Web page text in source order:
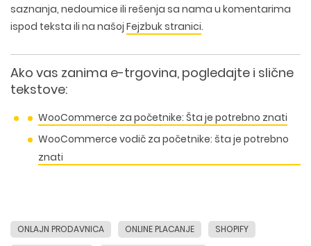
saznanja, nedoumice ili rešenja sa nama u komentarima
ispod teksta ili na našoj Fejzbuk stranici.
Ako vas zanima e-trgovina, pogledajte i slične
tekstove:
WooCommerce za početnike: Šta je potrebno znati
WooCommerce vodič za početnike: šta je potrebno
znati
ONLAJN PRODAVNICA ONLINE PLACANJE
SHOPIFY